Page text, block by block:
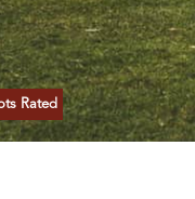
Rated